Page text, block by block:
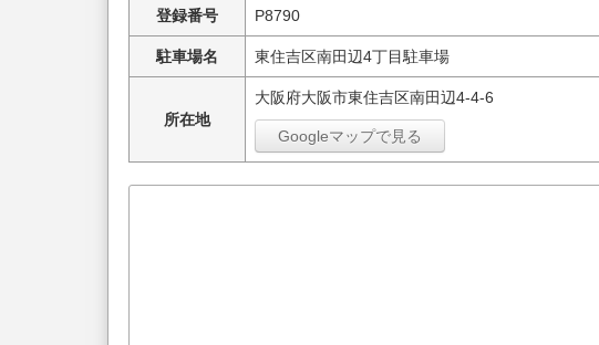
登録番号 P8790
駐車場名 東住吉区南田辺4丁目駐車場
所在地
大阪府大阪市東住吉区南田辺4-4-6
Googleマップで見る